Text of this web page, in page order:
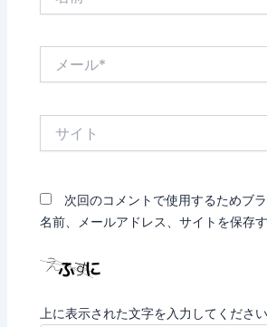
次回のコメントで使用するためブ
名前、メールアドレス、サイトを保存す
上に表示された文字を入力してください